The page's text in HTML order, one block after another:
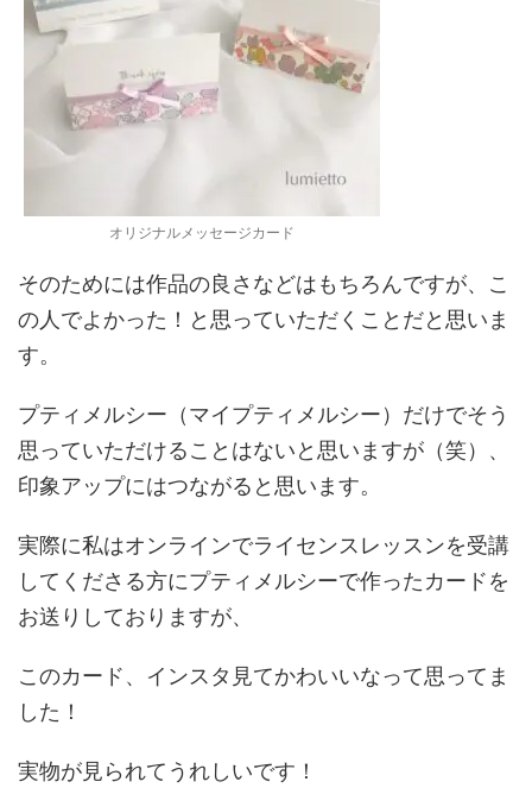
オリジナルメッセージカード
そのためには作品の良さなどはもちろんですが、こ
の人でよかった！と思っていただくことだと思いま
す。
プティメルシー（マイプティメルシー）だけでそう
思っていただけることはないと思いますが（笑）、
印象アップにはつながると思います。
実際に私はオンラインでライセンスレッスンを受講
してくださる方にプティメルシーで作ったカードを
お送りしておりますが、
このカード、インスタ見てかわいいなって思ってま
した！
実物が見られてうれしいです！